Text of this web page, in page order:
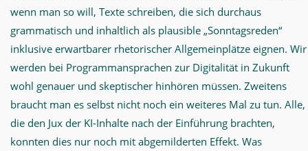
wenn man so will, Texte schreiben, die sich durchaus
grammatisch und inhaltlich als plausible „Sonntagsreden“
inklusive erwartbarer rhetorischer Allgemeinplätze eignen. Wir
werden bei Programmansprachen zur Digitalität in Zukunft
wohl genauer und skeptischer hinhören müssen. Zweitens
braucht man es selbst nicht noch ein weiteres Mal zu tun. Alle,
die den Jux der KI-Inhalte nach der Einführung brachten,
konnten dies nur noch mit abgemilderten Effekt. Was